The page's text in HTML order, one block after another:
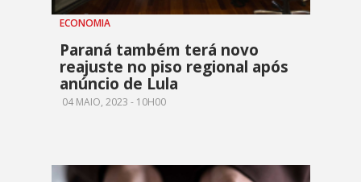
ECONOMIA
Paraná também terá novo
reajuste no piso regional após
anúncio de Lula
04 MAIO, 2023 - 10H00